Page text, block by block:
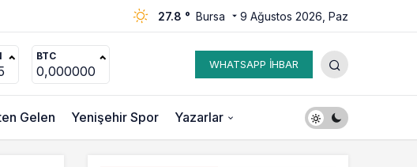
27.8 ° Bursa 9 Ağustos 2026, Paz
BTC
0,000000 WHATSAPP İHBAR
Gelen Yenişehir Spor Yazarlar